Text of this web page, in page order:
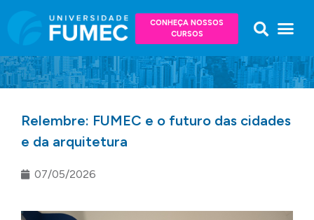
CONHEÇA NOSSOS
CURSOS
Relembre: FUMEC e o futuro das cidades
e da arquitetura
07/05/2026